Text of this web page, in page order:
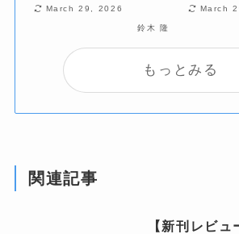
March 29, 2026
鈴木 隆
March
もっとみる
関連記事
【新刊レビ